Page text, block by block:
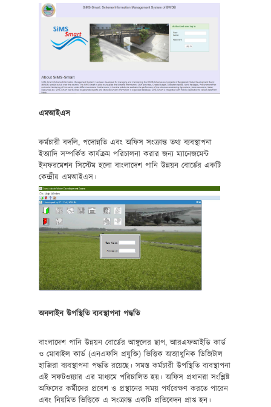
এমআইএস
কর্মচারী বদলি, পদোন্নতি এবং অফিস সংক্রান্ত তথ্য ব্যবস্থাপনা
ইত্যাদি সম্পর্কিত কার্যক্রম পরিচালনা করার জন্য ম্যানেজমেন্ট
ইনফরমেশন সিস্টেম হলো বাংলাদেশ পানি উন্নয়ন বোর্ডের একটি
কেন্দ্রীয় এমআইএস।
অনলাইন উপস্থিতি ব্যবস্থাপনা পদ্ধতি
বাংলাদেশ পানি উন্নয়ন বোর্ডের আঙ্গুলের ছাপ, আরএফআইডি কার্ড
ও মোবাইল কার্ড (এনএফসি প্রযুক্তি) ভিত্তিক অত্যাধুনিক ডিজিটাল
হাজিরা ব্যবস্থাপনা পদ্ধতি রয়েছে। সমস্ত কর্মচারী উপস্থিতি ব্যবস্থাপনা
এই সফটওয়্যার এর মাধ্যমে পরিচালিত হয়। অফিস প্রধানরা সংশ্লিষ্ট
অফিসের কর্মীদের প্রবেশ ও প্রস্থানের সময় পর্যবেক্ষণ করতে পারেন
এবং নিয়মিত ভিত্তিকে এ সংক্রান্ত একটি প্রতিবেদন প্রাপ্ত হন।